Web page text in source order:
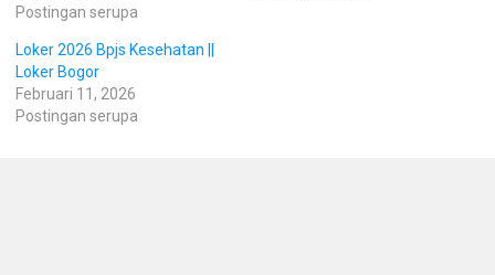
Postingan serupa
Loker 2026 Bpjs Kesehatan ||
Loker Bogor
Februari 11, 2026
Postingan serupa